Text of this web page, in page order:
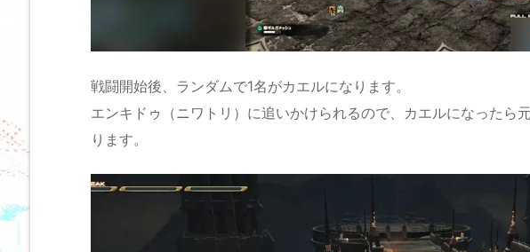
戦闘開始後、ランダムで1名がカエルになります。
エンキドゥ（ニワトリ）に追いかけられるので、カエルになったら
ります。